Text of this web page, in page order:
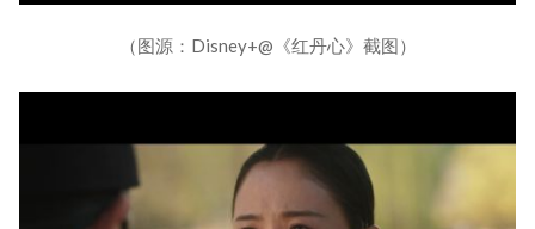
（图源：Disney+@《红丹心》截图）